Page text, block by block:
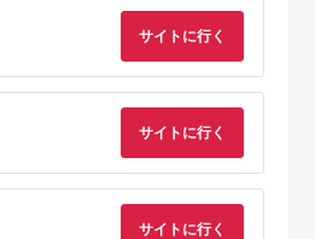
出典：さとふる
出典：楽天ふるさと
サイトに行く
サイトに行く
サイトに行く